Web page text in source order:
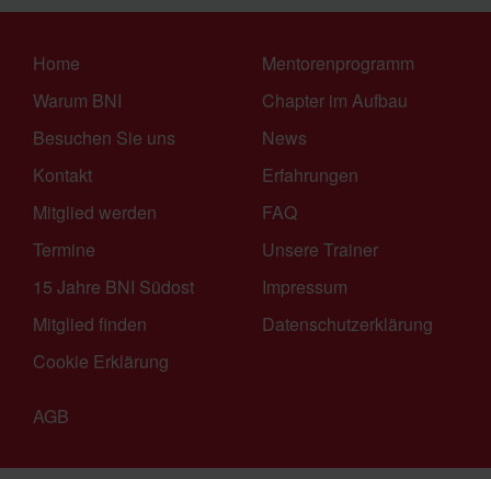
Home
Warum BNI
Besuchen Sie uns
Kontakt
Mitglied werden
Termine
15 Jahre BNI Südost
Mitglied finden
Cookie Erklärung
Mentorenprogramm
Chapter im Aufbau
News
Erfahrungen
FAQ
Unsere Trainer
Impressum
Datenschutzerklärung
AGB